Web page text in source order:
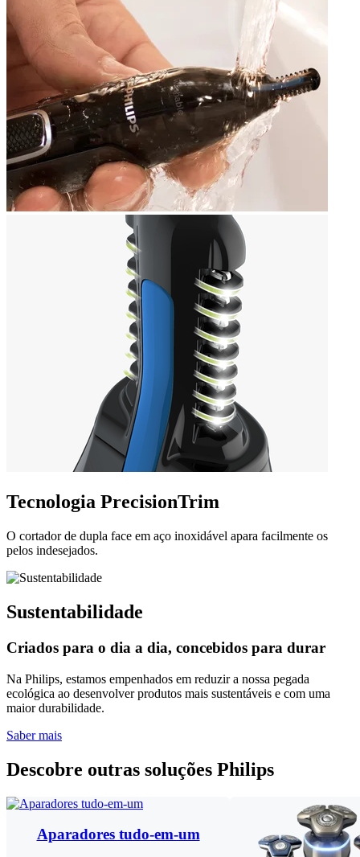
Tecnologia PrecisionTrim
O cortador de dupla face em aço inoxidável apara facilmente os
pelos indesejados.
Sustentabilidade
Criados para o dia a dia, concebidos para durar
Na Philips, estamos empenhados em reduzir a nossa pegada
ecológica ao desenvolver produtos mais sustentáveis e com uma
maior durabilidade.
Saber mais
Descobre outras soluções Philips​
Aparadores tudo-em-um